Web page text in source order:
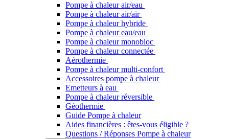
Pompe à chaleur air/eau
Pompe à chaleur air/air
Pompe à chaleur hybride
Pompe à chaleur​ eau/eau
Pompe à chaleur monobloc
Pompe à chaleur connectée
Aérothermie
Pompe à chaleur multi-confort
Accessoires pompe à chaleur
Emetteurs à eau
Pompe à chaleur réversible
Géothermie
Guide Pompe à chaleur
Aides financières : êtes-vous éligible ?
Questions / Réponses Pompe à chaleur